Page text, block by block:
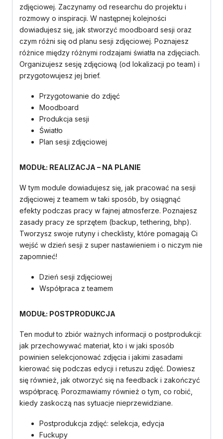
zdjęciowej. Zaczynamy od researchu do projektu i
rozmowy o inspiracji. W następnej kolejności
dowiadujesz się, jak stworzyć moodboard sesji oraz
czym różni się od planu sesji zdjęciowej. Poznajesz
różnice między różnymi rodzajami światła na zdjęciach.
Organizujesz sesję zdjęciową (od lokalizacji po team) i
przygotowujesz jej brief.
Przygotowanie do zdjęć
Moodboard
Produkcja sesji
Światło
Plan sesji zdjęciowej
MODUŁ: REALIZACJA – NA PLANIE
W tym module dowiadujesz się, jak pracować na sesji
zdjęciowej z teamem w taki sposób, by osiągnąć
efekty podczas pracy w fajnej atmosferze. Poznajesz
zasady pracy ze sprzętem (backup, tethering, bhp).
Tworzysz swoje rutyny i checklisty, które pomagają Ci
wejść w dzień sesji z super nastawieniem i o niczym nie
zapomnieć!
Dzień sesji zdjęciowej
Współpraca z teamem
MODUŁ: POSTPRODUKCJA
Ten moduł to zbiór ważnych informacji o postprodukcji:
jak przechowywać materiał, kto i w jaki sposób
powinien selekcjonować zdjęcia i jakimi zasadami
kierować się podczas edycji i retuszu zdjęć. Dowiesz
się również, jak otworzyć się na feedback i zakończyć
współpracę. Porozmawiamy również o tym, co robić,
kiedy zaskoczą nas sytuacje nieprzewidziane.
Postprodukcja zdjęć: selekcja, edycja
Fuckupy